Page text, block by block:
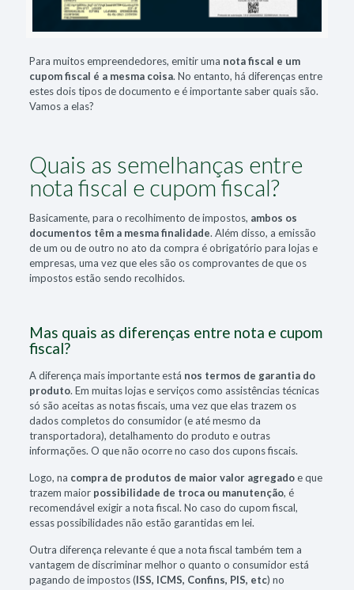
Para muitos empreendedores, emitir uma nota fiscal e um
cupom fiscal é a mesma coisa. No entanto, há diferenças entre
estes dois tipos de documento e é importante saber quais são.
Vamos a elas?
Quais as semelhanças entre
nota fiscal e cupom fiscal?
Basicamente, para o recolhimento de impostos, ambos os
documentos têm a mesma finalidade. Além disso, a emissão
de um ou de outro no ato da compra é obrigatório para lojas e
empresas, uma vez que eles são os comprovantes de que os
impostos estão sendo recolhidos.
Mas quais as diferenças entre nota e cupom
fiscal?
A diferença mais importante está nos termos de garantia do
produto. Em muitas lojas e serviços como assistências técnicas
só são aceitas as notas fiscais, uma vez que elas trazem os
dados completos do consumidor (e até mesmo da
transportadora), detalhamento do produto e outras
informações. O que não ocorre no caso dos cupons fiscais.
Logo, na compra de produtos de maior valor agregadoe que
trazem maior possibilidade de troca ou manutenção, é
recomendável exigir a nota fiscal. No caso do cupom fiscal,
essas possibilidades não estão garantidas em lei.
Outra diferença relevante é que a nota fiscal também tem a
vantagem de discriminar melhor o quanto o consumidor está
pagando de impostos (ISS, ICMS, Confins, PIS, etc) no